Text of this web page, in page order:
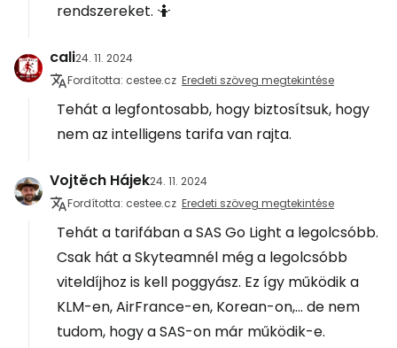
rendszereket. 🤷
cali24. 11. 2024
Fordította: cestee.cz Eredeti szöveg megtekintése
Tehát a legfontosabb, hogy biztosítsuk, hogy
nem az intelligens tarifa van rajta.
Vojtěch Hájek24. 11. 2024
Fordította: cestee.cz Eredeti szöveg megtekintése
Tehát a tarifában a SAS Go Light a legolcsóbb.
Csak hát a Skyteamnél még a legolcsóbb
viteldíjhoz is kell poggyász. Ez így működik a
KLM-en, AirFrance-en, Korean-on,... de nem
tudom, hogy a SAS-on már működik-e.